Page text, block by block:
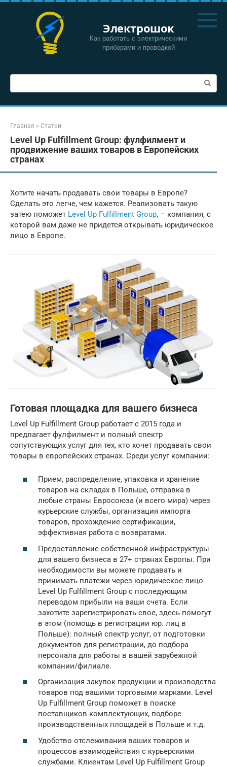
Перейти
Электрошок
Как работать с электрическими
приборами и проводкой
Поиск:
Главная » Статьи
Level Up Fulfillment Group: фулфилмент и
продвижение ваших товаров в Европейских
странах
Хотите начать продавать свои товары в Европе?
Сделать это легче, чем кажется. Реализовать такую
затею поможет Level Up Fulfillment Group, – компания, с
которой вам даже не придется открывать юридическое
лицо в Европе.
Готовая площадка для вашего бизнеса
Level Up Fulfillment Group работает с 2015 года и
предлагает фулфилмент и полный спектр
сопутствующих услуг для тех, кто хочет продавать свои
товары в европейских странах. Среди услуг компании:
Прием, распределение, упаковка и хранение
товаров на складах в Польше, отправка в
любые страны Евросоюза (и всего мира) через
курьерские службы, организация импорта
товаров, прохождение сертификации,
эффективная работа с возвратами.
Предоставление собственной инфраструктуры
для вашего бизнеса в 27+ странах Европы. При
необходимости вы можете продавать и
принимать платежи через юридическое лицо
Level Up Fulfillment Group с последующим
переводом прибыли на ваши счета. Если
захотите зарегистрировать свое, здесь помогут
в этом (помощь в регистрации юр. лиц в
Польше): полный спектр услуг, от подготовки
документов для регистрации, до подбора
персонала для работы в вашей зарубежной
компании/филиале.
Организация закупок продукции и производства
товаров под вашими торговыми марками. Level
Up Fulfillment Group поможет в поиске
поставщиков комплектующих, подборе
производственных площадей в Польше и т.д.
Удобство отслеживания ваших товаров и
процессов взаимодействия с курьерскими
службами. Клиентам Level Up Fulfillment Group